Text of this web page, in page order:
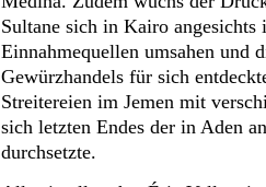
Sultane sich in Kairo angesichts
Einnahmequellen umsahen und
Gewürzhandels für sich
Streitereien im Jemen mit
sich letzten Endes der in Aden
durchsetzte.